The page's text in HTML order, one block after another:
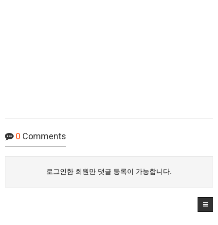
0 Comments
로그인한 회원만 댓글 등록이 가능합니다.